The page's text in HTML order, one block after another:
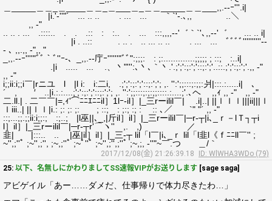
＿_____＿＿_＿____＿＿_＿___＿_＿＿_____＿＿___,,.--ｰ'''.i|
|i.'‐''"´ ... .. .. . ... ... ｀`'‐.､,, ..＼
,, ‐"
.. .. . ... .::::.. . . .:: : :.. . ... :::,,,,-‐'゛｀`'､,,-‐'゛ ... .. i|
|i . ..:: . .. . .. ... .. .. . ... ... ﾞﾞﾞﾞ''''''''''‐-
- ､ ,,.,, ‐",, "
_,,.--ｰ''''"ﾞﾞ｀ﾞ''ｰ-、_,,.--庁ｰ''''''"ﾞﾞ":;;;: : ;:.............;;;;; ; ::; :..i|
.|i ..... ... .、丶"''':､丶､｀丶.'.;';':;:';'::;:';'..::.;';':;:';'.,, ‐"
,, ‐"
i;;ii:i;;i￣|rニユ l |l i: i:二i, .;';':;:';'::;:';'; ,. '':';;:::;:;;:爿|:::.:.....i| ､
´ , ′ ..|i.:.:....;';':;:';'::;:';'; ,. '':';;:::;:;:;;::::.:....;'.､ヘ ,,ｨ ,, ‐" ,, ‐"
二.ll.| . 二￣￣|=,ｨ'⌒ﾆﾆｴﾆﾆil］1lｰ-il］|_三rーilil￣| .i|..| ||ｌｌｌ|||ii|||ｌ
ｌiii..| ||ｌｌ|i.: ;: ;: ;: ; ::; : ;:; :; : :: ､／ `" "´ ,, ‐"
::;...;;.;;ii:i;;:; :;..; |l巫||､_,|斤il］il］|_三rーilil￣|─r‐┬|i､_ｒ－lＴ┐┬i
l］il］|_三rーilil￣|─r‐┬r'⌒ヽ'' ,. ,) ／
韭| |:::.. .. |巫|il］il］|_三‐┬ lil「l￣|i､_ｒ lil「l韭l《ｆﾆﾆll￣'' ;
~'',;''ﾟ ;~'',;'', ;~,;''ﾟ ;~ﾟ''ﾟ ;~'',;'',;''ﾟ ;~,;, ‐''"~￣.つ ＿/｀
2017/12/08(金) 21:26:39.18
ID: WlWHA3WDo (79)
25: 以下、名無しにかわりましてSS速報VIPがお送りします [sage saga]
アビゲイル「あー……ダメだ、仕事帰りで体力尽きたわ…」